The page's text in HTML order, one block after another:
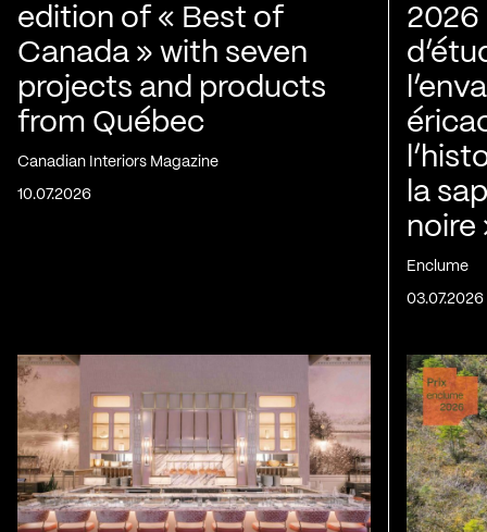
edition of « Best of
Canada » with seven
projects and products
from Québec
Canadian Interiors Magazine
10.07.2026
2026
la
noire
Enclume
03.07.2026